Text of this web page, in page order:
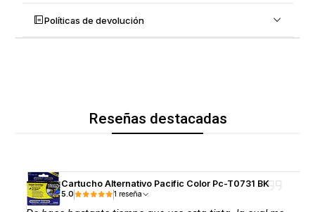
Políticas de devolución
Reseñas destacadas
Cartucho Alternativo Pacific Color Pc-T0731 BK
5.0 1 reseña